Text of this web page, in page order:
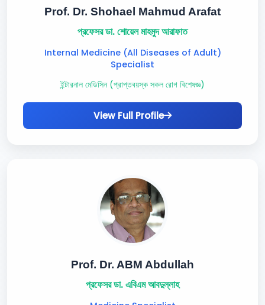
Prof. Dr. Shohael Mahmud Arafat
প্রফেসর ডা. শোয়েল মাহমুদ আরাফাত
Internal Medicine (All Diseases of Adult)
Specialist
ইন্টারনাল মেডিসিন (প্রাপ্তবয়স্ক সকল রোগ বিশেষজ্ঞ)
View Full Profile
Prof. Dr. ABM Abdullah
প্রফেসর ডা. এবিএম আবদুল্লাহ